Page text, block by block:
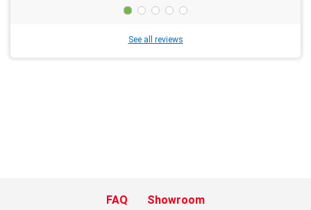
See all reviews
FAQ
Showroom